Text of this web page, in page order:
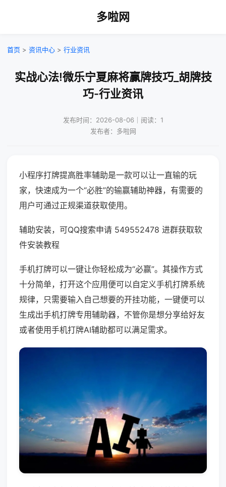
多啦网
首页 > 资讯中心 > 行业资讯
实战心法!微乐宁夏麻将赢牌技巧_胡牌技
巧-行业资讯
发布时间：2026-08-06｜阅读：1
发布者：多啦网
小程序打牌提高胜率辅助是一款可以让一直输的玩
家，快速成为一个“必胜”的输赢辅助神器，有需要的
用户可通过正规渠道获取使用。
辅助安装，可QQ搜索申请 549552478 进群获取软
件安装教程
手机打牌可以一键让你轻松成为“必赢”。其操作方式
十分简单，打开这个应用便可以自定义手机打牌系统
规律，只需要输入自己想要的开挂功能，一键便可以
生成出手机打牌专用辅助器，不管你是想分享给好友
或者使用手机打牌AI辅助都可以满足需求。